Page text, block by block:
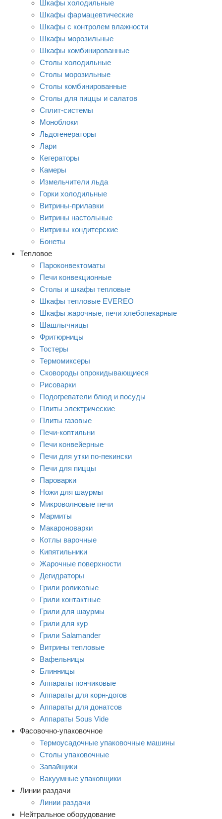
Шкафы холодильные
Шкафы фармацевтические
Шкафы с контролем влажности
Шкафы морозильные
Шкафы комбинированные
Столы холодильные
Столы морозильные
Столы комбинированные
Столы для пиццы и салатов
Сплит-системы
Моноблоки
Льдогенераторы
Лари
Кегераторы
Камеры
Измельчители льда
Горки холодильные
Витрины-прилавки
Витрины настольные
Витрины кондитерские
Бонеты
Тепловое
Пароконвектоматы
Печи конвекционные
Столы и шкафы тепловые
Шкафы тепловые EVEREO
Шкафы жарочные, печи хлебопекарные
Шашлычницы
Фритюрницы
Тостеры
Термомиксеры
Сковороды опрокидывающиеся
Рисоварки
Подогреватели блюд и посуды
Плиты электрические
Плиты газовые
Печи-коптильни
Печи конвейерные
Печи для утки по-пекински
Печи для пиццы
Пароварки
Ножи для шаурмы
Микроволновые печи
Мармиты
Макароноварки
Котлы варочные
Кипятильники
Жарочные поверхности
Дегидраторы
Грили роликовые
Грили контактные
Грили для шаурмы
Грили для кур
Грили Salamander
Витрины тепловые
Вафельницы
Блинницы
Аппараты пончиковые
Аппараты для корн-догов
Аппараты для донатсов
Аппараты Sous Vide
Фасовочно-упаковочное
Термоусадочные упаковочные машины
Столы упаковочные
Запайщики
Вакуумные упаковщики
Линии раздачи
Линии раздачи
Нейтральное оборудование